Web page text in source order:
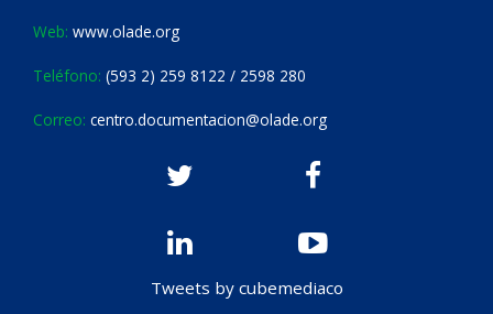
Web: www.olade.org
Teléfono: (593 2) 259 8122 / 2598 280
Correo: centro.documentacion@olade.org
Tweets by cubemediaco